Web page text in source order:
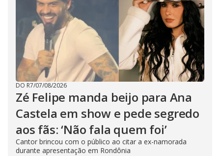
DO R7/07/08/2026
Zé Felipe manda beijo para Ana
Castela em show e pede segredo
aos fãs: ‘Não fala quem foi’
Cantor brincou com o público ao citar a ex-namorada
durante apresentação em Rondônia